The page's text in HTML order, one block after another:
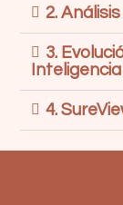
2.
3.
4.